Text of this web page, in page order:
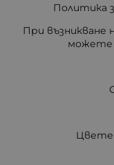
Политика
При възникване
можете